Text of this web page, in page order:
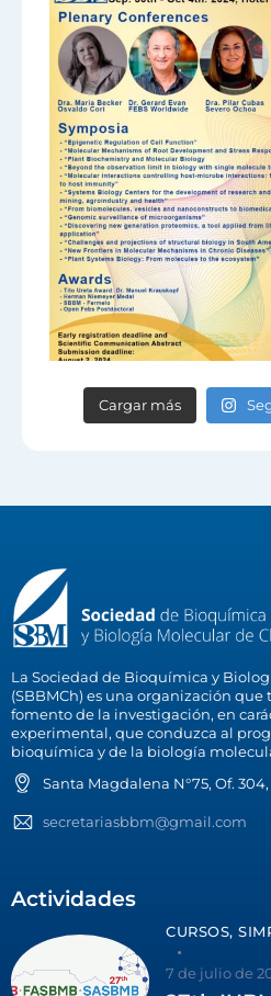
Cargar más
La Sociedad de Bioquímica y
(SBBMCh) es una organización
fomento de la investigación, en
experimental, que conduzca al
bioquímica y de la biología
Santa Magdalena N°75, Of.
secretariasbbm@gmail.com
Actividades
CURSOS,
7 de julio de